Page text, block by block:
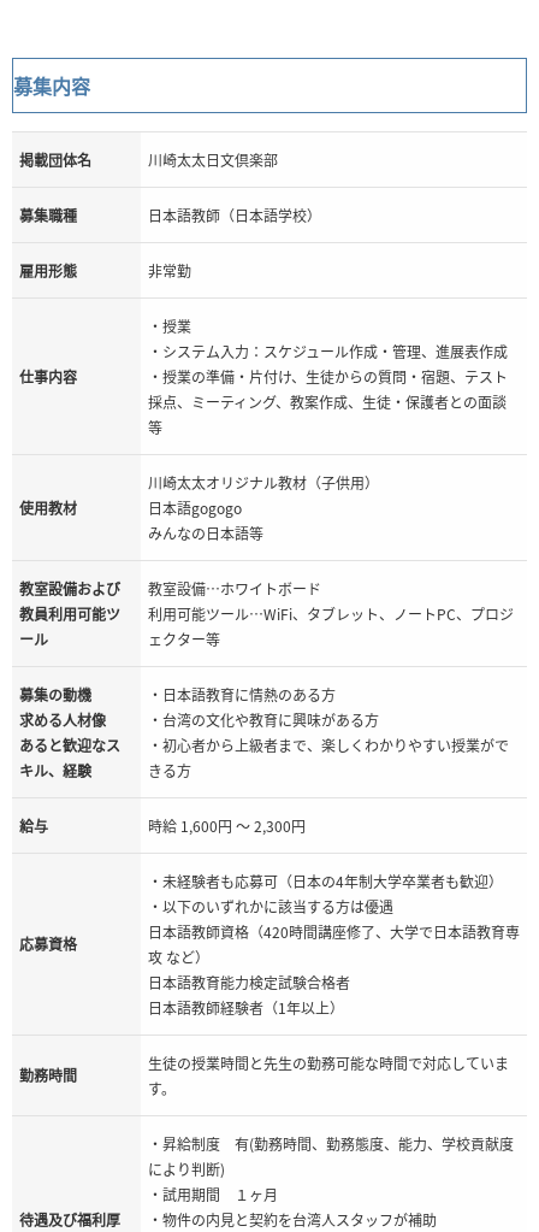
募集内容
掲載団体名 川崎太太日文倶楽部
募集職種 日本語教師（日本語学校）
雇用形態 非常勤
仕事内容
・授業
・システム入力：スケジュール作成・管理、進展表作成
・授業の準備・片付け、生徒からの質問・宿題、テスト
採点、ミーティング、教案作成、生徒・保護者との面談
等
使用教材
川崎太太オリジナル教材（子供用）
日本語gogogo
みんなの日本語等
教室設備および
教員利用可能ツ
ール
教室設備…ホワイトボード
利用可能ツール…WiFi、タブレット、ノートPC、プロジ
ェクター等
募集の動機
求める人材像
あると歓迎なス
キル、経験
・日本語教育に情熱のある方
・台湾の文化や教育に興味がある方
・初心者から上級者まで、楽しくわかりやすい授業がで
きる方
給与 時給 1,600円 ～ 2,300円
応募資格
・未経験者も応募可（日本の4年制大学卒業者も歓迎）
・以下のいずれかに該当する方は優遇
日本語教師資格（420時間講座修了、大学で日本語教育専
攻 など）
日本語教育能力検定試験合格者
日本語教師経験者（1年以上）
勤務時間
生徒の授業時間と先生の勤務可能な時間で対応していま
す。
待遇及び福利厚
・昇給制度 有(勤務時間、勤務態度、能力、学校貢献度
により判断)
・試用期間 １ヶ月
・物件の内見と契約を台湾人スタッフが補助